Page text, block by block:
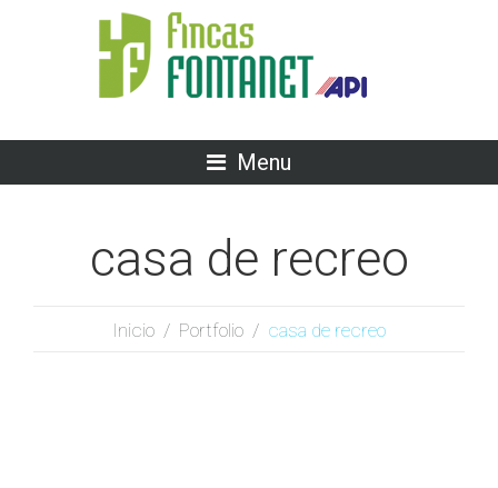
Menu
casa de recreo
Inicio / Portfolio / casa de recreo